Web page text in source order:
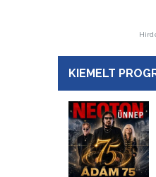
KIEMELT